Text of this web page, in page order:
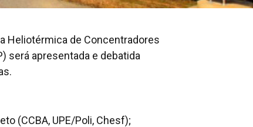
Heliotérmica de Concentradores
será apresentada e debatida
(CCBA, UPE/Poli, Chesf);